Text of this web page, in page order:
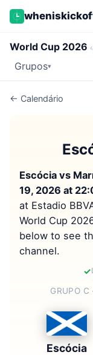
World Cup 2026
Grupos▾
← Calendário
Escócia vs
19, 2026 at
at Estadio
World Cup
below to see
channel.
✓
GRUPO C ·
Escócia